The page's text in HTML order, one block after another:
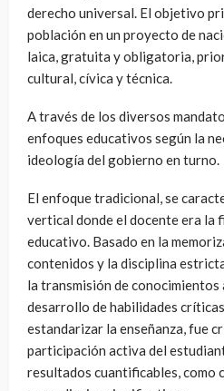
derecho universal. El objetivo
población en un proyecto de
laica, gratuita y obligatoria,
cultural, cívica y técnica.
A través de los diversos
enfoques educativos según la
ideología del gobierno en turno.
El enfoque tradicional, se
vertical donde el docente era la
educativo. Basado en la
contenidos y la disciplina
la transmisión de conocimientos
desarrollo de habilidades
estandarizar la enseñanza, fue
participación activa del
resultados cuantificables, como